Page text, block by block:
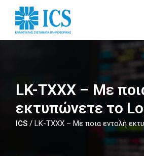
Skip
main
LK-TXXX – Με
εκτυπώνετε το
ICS /LK-TXXX – Με ποια εντολή